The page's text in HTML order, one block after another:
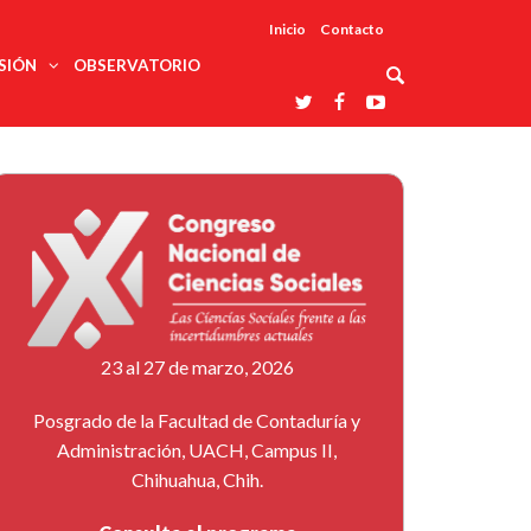
Inicio Contacto
ciencias
profesionales
trabajo
Redes
temáticas
Laboratorios
nacionales
Entidades
afines
Reconoce
La UDUALC
A La
Universidad
De México
En Su 475
Aniversario
OBSERVATORIO
23 al 27 de marzo, 2026
Posgrado de la Facultad de Contaduría y
Administración, UACH, Campus II,
Chihuahua, Chih.